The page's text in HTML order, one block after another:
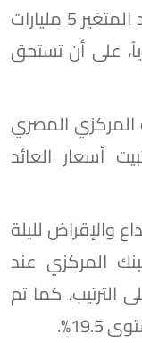
فيما تبلغ قيمة السندات ذات العائد المتغير 5 مليارات
على أن تستحق
المركزي المصري
أسعار العائد
والإقراض لليلة
المركزي عند
و20.0% و19.5%، على الترتيب، كما تم